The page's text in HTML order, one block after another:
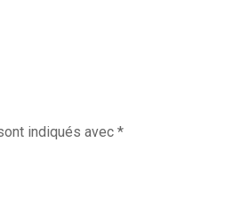
indiqués avec *